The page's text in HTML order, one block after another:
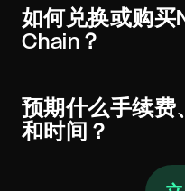
件中选择正确的网络（
失。
如何兑换或购买
Chain？
充值发送至显示的地址
将发送至您的钱包。
预期什么手续费
和时间？
报价在发送前显示执行